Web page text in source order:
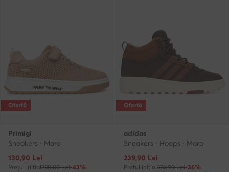
Ofertă
Primigi
Sneakers · Maro
Prețul actual
130,90 Lei
Prețul inițial230,00 Lei-43%
Ofertă
adidas
Sneakers · Hoops · Maro
Prețul actual
239,90 Lei
Prețul inițial374,90 Lei-36%